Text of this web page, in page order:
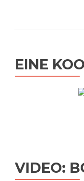
EINE
VIDEO: